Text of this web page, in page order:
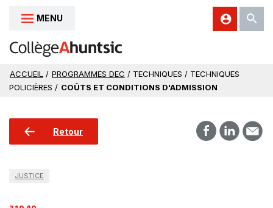
Aller au contenu
MENU
ACCUEIL / PROGRAMMES DEC / TECHNIQUES / TECHNIQUES
POLICIÈRES / COÛTS ET CONDITIONS D'ADMISSION
Retour
JUSTICE